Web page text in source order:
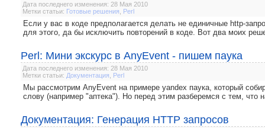
Дата последнего изменения: 28 Мая 2010
Метки статьи: Готовые решения Perl
Если у вас в коде предполагается делать не единичные http-
для этого, да бы исключить повторений в коде. Вот два моих
Perl: Мини экскурс в AnyEvent - пишем паука
Дата последнего изменения: 28 Мая 2010
Метки статьи: Документация Perl
Мы рассмотрим AnyEvent на примере yandex паука, который
слову (например "аптека"). Но перед этим разберемся с тем, что
Документация: Генерация HTTP запросов